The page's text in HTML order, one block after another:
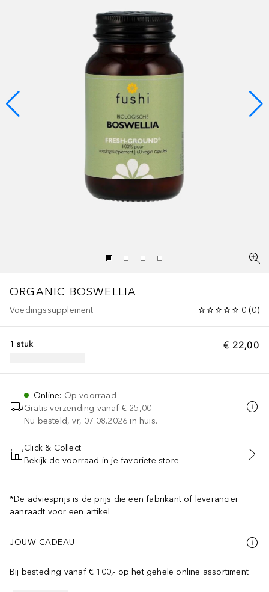
ORGANIC BOSWELLIA
Voedingssupplement 0 (0)
€ 22,00
1 stuk
Online: Op voorraad
Gratis verzending vanaf € 25,00
Nu besteld, vr, 07.08.2026 in huis.
VOEG TOE AAN WINKELMANDJE
Click & Collect
Bekijk de voorraad in je favoriete store
*De adviesprijs is de prijs die een fabrikant of leverancier
aanraadt voor een artikel
JOUW CADEAU
Bij besteding vanaf € 100,- op het gehele online assortiment